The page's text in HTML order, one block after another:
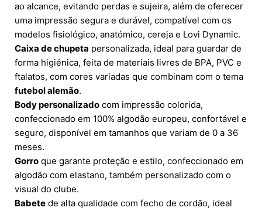
ao alcance, evitando perdas e sujeira, além de oferecer
uma impressão segura e durável, compatível com os
modelos fisiológico, anatómico, cereja e Lovi Dynamic.
Caixa de chupeta personalizada, ideal para guardar de
forma higiénica, feita de materiais livres de BPA, PVC e
ftalatos, com cores variadas que combinam com o tema
futebol alemão.
Body personalizado com impressão colorida,
confeccionado em 100% algodão europeu, confortável e
seguro, disponível em tamanhos que variam de 0 a 36
meses.
Gorro que garante proteção e estilo, confeccionado em
algodão com elastano, também personalizado com o
visual do clube.
Babete de alta qualidade com fecho de cordão, ideal